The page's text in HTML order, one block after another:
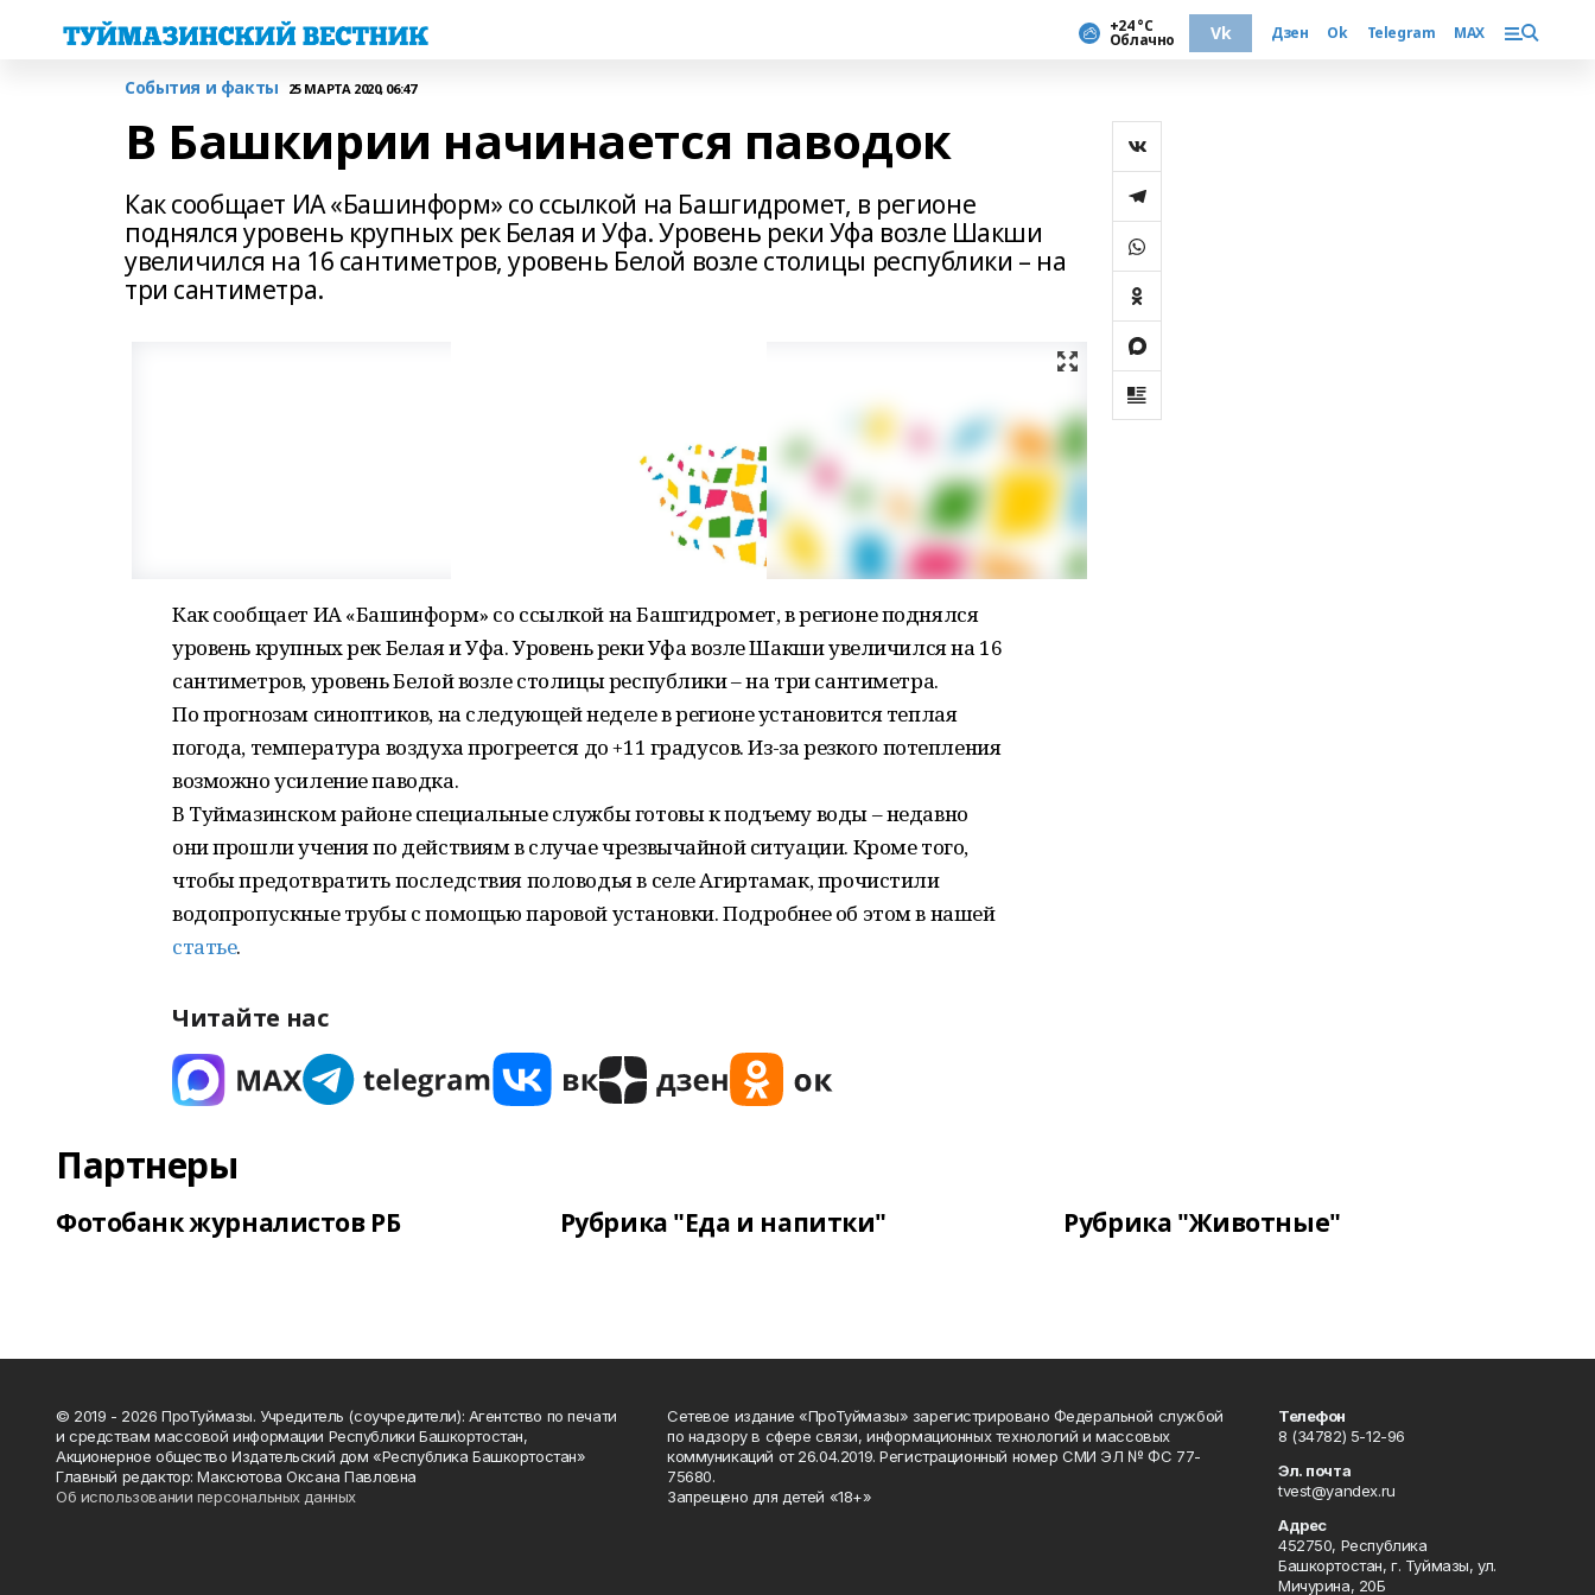
+24 °С
Облачно Vk Дзен Ok Telegram MAX
События и факты 25 МАРТА 2020, 06:47
В Башкирии начинается паводок
Как сообщает ИА «Башинформ» со ссылкой на Башгидромет, в регионе
поднялся уровень крупных рек Белая и Уфа. Уровень реки Уфа возле Шакши
увеличился на 16 сантиметров, уровень Белой возле столицы республики – на
три сантиметра.
Как сообщает ИА «Башинформ» со ссылкой на Башгидромет, в регионе поднялся
уровень крупных рек Белая и Уфа. Уровень реки Уфа возле Шакши увеличился на 16
сантиметров, уровень Белой возле столицы республики – на три сантиметра.
По прогнозам синоптиков, на следующей неделе в регионе установится теплая
погода, температура воздуха прогреется до +11 градусов. Из-за резкого потепления
возможно усиление паводка.
В Туймазинском районе специальные службы готовы к подъему воды – недавно
они прошли учения по действиям в случае чрезвычайной ситуации. Кроме того,
чтобы предотвратить последствия половодья в селе Агиртамак, прочистили
водопропускные трубы с помощью паровой установки. Подробнее об этом в нашей
статье.
Читайте нас
Партнеры
Фотобанк журналистов РБ Рубрика "Еда и напитки" Рубрика "Животные"
© 2019 - 2026 ПроТуймазы. Учредитель (соучредители): Агентство по печати
и средствам массовой информации Республики Башкортостан,
Акционерное общество Издательский дом «Республика Башкортостан»
Главный редактор: Максютова Оксана Павловна
Об использовании персональных данных
Сетевое издание «ПроТуймазы» зарегистрировано Федеральной службой
по надзору в сфере связи, информационных технологий и массовых
коммуникаций от 26.04.2019. Регистрационный номер СМИ ЭЛ № ФС 77-
75680.
Запрещено для детей «18+»
Телефон
8 (34782) 5-12-96
Эл. почта
tvest@yandex.ru
Адрес
452750, Республика
Башкортостан, г. Туймазы, ул.
Мичурина, 20Б